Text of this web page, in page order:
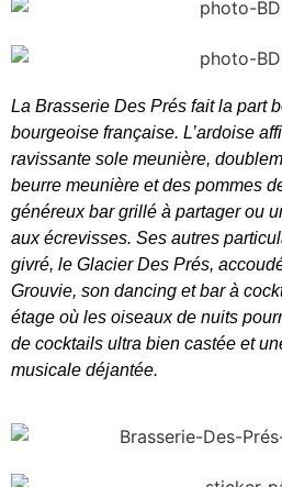
La Brasserie Des Prés fait la part
bourgeoise française. L’ardoise
ravissante sole meunière,
beurre meunière et des pommes
généreux bar grillé à partager ou
aux écrevisses. Ses autres
givré, le Glacier Des Prés,
Grouvie, son dancing et bar à
étage où les oiseaux de nuits
de cocktails ultra bien castée et
musicale déjantée.